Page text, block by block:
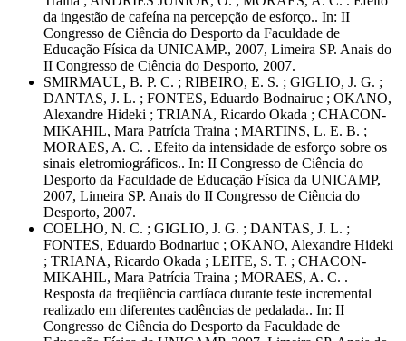
da ingestão de cafeína na percepção de esforço.. In: II
Congresso de Ciência do Desporto da Faculdade de
Educação Física da UNICAMP., 2007, Limeira SP. Anais do
II Congresso de Ciência do Desporto, 2007.
SMIRMAUL, B. P. C. ; RIBEIRO, E. S. ; GIGLIO, J. G. ;
DANTAS, J. L. ; FONTES, Eduardo Bodnairuc ; OKANO,
Alexandre Hideki ; TRIANA, Ricardo Okada ; CHACON-
MIKAHIL, Mara Patrícia Traina ; MARTINS, L. E. B. ;
MORAES, A. C. . Efeito da intensidade de esforço sobre os
sinais eletromiográficos.. In: II Congresso de Ciência do
Desporto da Faculdade de Educação Física da UNICAMP,
2007, Limeira SP. Anais do II Congresso de Ciência do
Desporto, 2007.
COELHO, N. C. ; GIGLIO, J. G. ; DANTAS, J. L. ;
FONTES, Eduardo Bodnariuc ; OKANO, Alexandre Hideki
; TRIANA, Ricardo Okada ; LEITE, S. T. ; CHACON-
MIKAHIL, Mara Patrícia Traina ; MORAES, A. C. .
Resposta da freqüência cardíaca durante teste incremental
realizado em diferentes cadências de pedalada.. In: II
Congresso de Ciência do Desporto da Faculdade de